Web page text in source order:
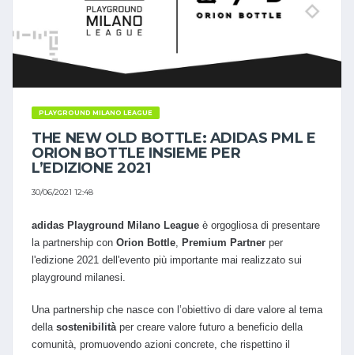
PLAYGROUND MILANO LEAGUE
THE NEW OLD BOTTLE: ADIDAS PML E
ORION BOTTLE INSIEME PER
L’EDIZIONE 2021
30/06/2021 12:48
adidas Playground Milano League è orgogliosa di presentare
la partnership con Orion Bottle Premium Partner per
l'edizione 2021 dell'evento più importante mai realizzato sui
playground milanesi.
Una partnership che nasce con l’obiettivo di dare valore al tema
della sostenibilitàper creare valore futuro a beneficio della
comunità, promuovendo azioni concrete, che rispettino il